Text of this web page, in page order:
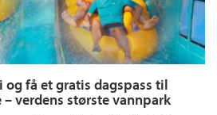
og få et gratis dagspass til
verdens største vannpark